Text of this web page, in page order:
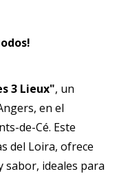
3 Lieux", un
en el
de-Cé. Este
del Loira, ofrece
sabor, ideales para